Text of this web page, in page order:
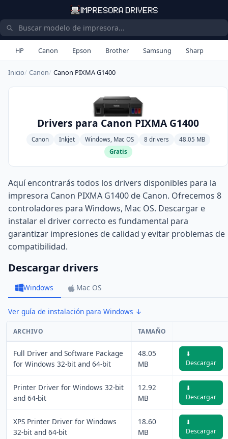
HP Canon Epson Brother Samsung Sharp
Inicio Canon Canon PIXMA G1400
Drivers para Canon PIXMA G1400
Canon Inkjet Windows, Mac OS 8 drivers
48.05 MB
Gratis
Aquí encontrarás todos los drivers disponibles para la
impresora Canon PIXMA G1400 de Canon. Ofrecemos 8
controladores para Windows, Mac OS. Descargar e
instalar el driver correcto es fundamental para
garantizar impresiones de calidad y evitar problemas de
compatibilidad.
Descargar drivers
Windows Mac OS
Ver guía de instalación para Windows ↓
ARCHIVO TAMAÑO
Full Driver and Software Package
for Windows 32-bit and 64-bit
48.05
MB
⬇
Descargar
Printer Driver for Windows 32-bit
and 64-bit
12.92
MB
⬇
Descargar
XPS Printer Driver for Windows
32-bit and 64-bit
18.60
MB
⬇
Descargar